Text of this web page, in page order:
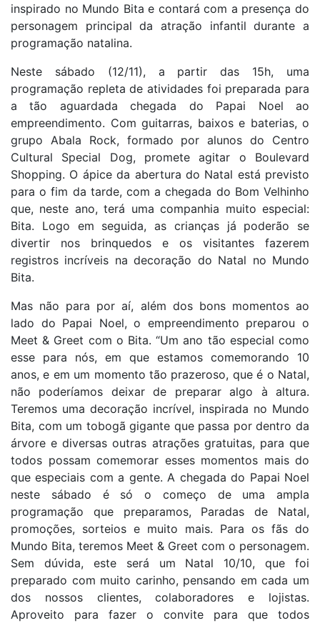
inspirado no Mundo Bita e contará com a presença do
personagem principal da atração infantil durante a
programação natalina.
Neste sábado (12/11), a partir das 15h, uma
programação repleta de atividades foi preparada para
a tão aguardada chegada do Papai Noel ao
empreendimento. Com guitarras, baixos e baterias, o
grupo Abala Rock, formado por alunos do Centro
Cultural Special Dog, promete agitar o Boulevard
Shopping. O ápice da abertura do Natal está previsto
para o fim da tarde, com a chegada do Bom Velhinho
que, neste ano, terá uma companhia muito especial:
Bita. Logo em seguida, as crianças já poderão se
divertir nos brinquedos e os visitantes fazerem
registros incríveis na decoração do Natal no Mundo
Bita.
Mas não para por aí, além dos bons momentos ao
lado do Papai Noel, o empreendimento preparou o
Meet & Greet com o Bita. “Um ano tão especial como
esse para nós, em que estamos comemorando 10
anos, e em um momento tão prazeroso, que é o Natal,
não poderíamos deixar de preparar algo à altura.
Teremos uma decoração incrível, inspirada no Mundo
Bita, com um tobogã gigante que passa por dentro da
árvore e diversas outras atrações gratuitas, para que
todos possam comemorar esses momentos mais do
que especiais com a gente. A chegada do Papai Noel
neste sábado é só o começo de uma ampla
programação que preparamos, Paradas de Natal,
promoções, sorteios e muito mais. Para os fãs do
Mundo Bita, teremos Meet & Greet com o personagem.
Sem dúvida, este será um Natal 10/10, que foi
preparado com muito carinho, pensando em cada um
dos nossos clientes, colaboradores e lojistas.
Aproveito para fazer o convite para que todos